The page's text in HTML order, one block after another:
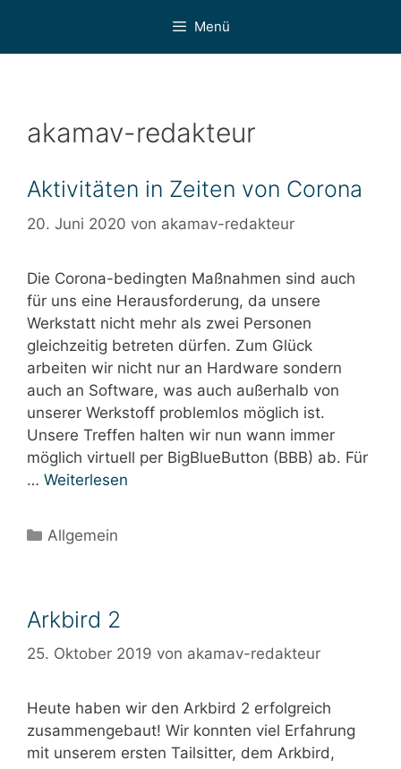
springen
Menü
akamav-redakteur
Aktivitäten in Zeiten von Corona
20. Juni 2020 von akamav-redakteur
Die Corona-bedingten Maßnahmen sind auch
für uns eine Herausforderung, da unsere
Werkstatt nicht mehr als zwei Personen
gleichzeitig betreten dürfen. Zum Glück
arbeiten wir nicht nur an Hardware sondern
auch an Software, was auch außerhalb von
unserer Werkstoff problemlos möglich ist.
Unsere Treffen halten wir nun wann immer
möglich virtuell per BigBlueButton (BBB) ab. Für
… Weiterlesen
Kategorien
Allgemein
Arkbird 2
25. Oktober 2019 von akamav-redakteur
Heute haben wir den Arkbird 2 erfolgreich
zusammengebaut! Wir konnten viel Erfahrung
mit unserem ersten Tailsitter, dem Arkbird,